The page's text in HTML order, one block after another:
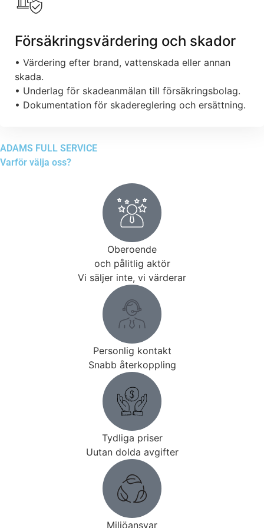
Försäkringsvärdering och skador
• Värdering efter brand, vattenskada eller annan
skada.
• Underlag för skadeanmälan till försäkringsbolag.
• Dokumentation för skadereglering och ersättning.
ADAMS FULL SERVICE
Varför välja oss?
Oberoende
och pålitlig aktör
Vi säljer inte, vi värderar
Personlig kontakt
Snabb återkoppling
Tydliga priser
Uutan dolda avgifter
Miljöansvar